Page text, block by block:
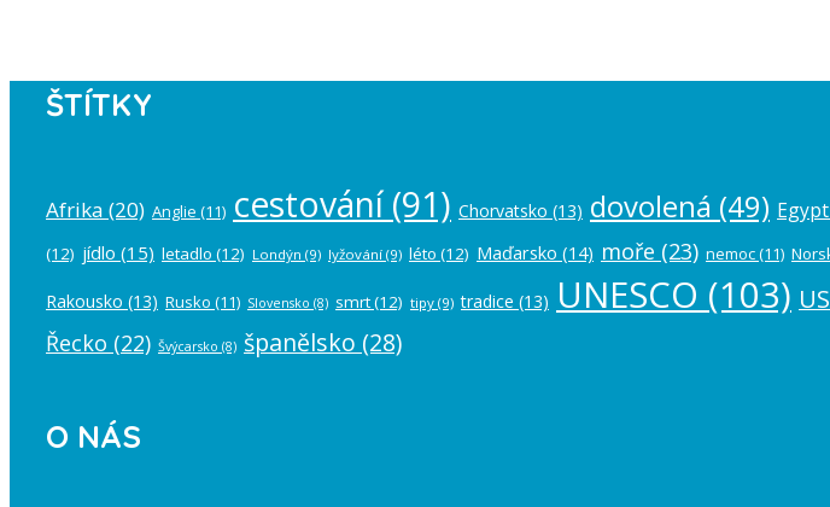
ŠTÍTKY
Afrika (20) Anglie (11) cestování(91) Chorvatsko (13) dovolená (49) Egypt
(12) jídlo (15) letadlo (12) Londýn (9) lyžování (9) léto (12) Maďarsko (14) moře (23) nemoc(11)
Rakousko (13) Rusko (11) Slovensko (8) smrt(12) tipy (9) tradice (13) UNESCO (103)
Řecko (22) Švýcarsko (8) španělsko (28)
O NÁS